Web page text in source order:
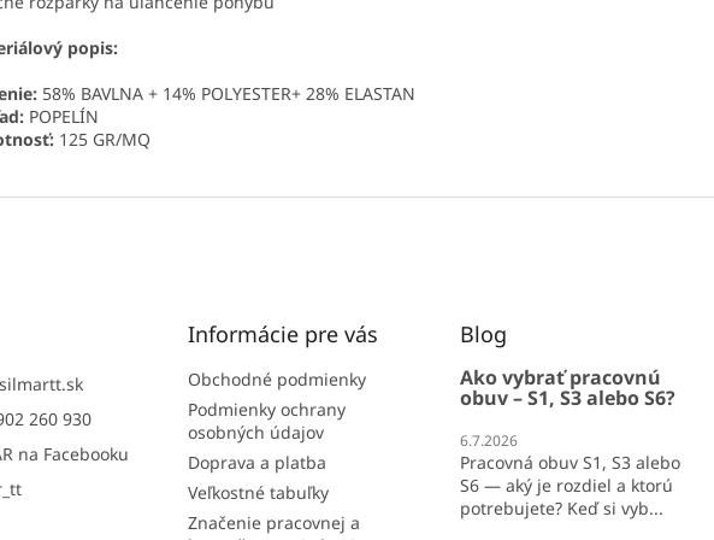
popis:
58% BAVLNA + 14% POLYESTER+ 28% ELASTAN
POPELÍN
125 GR/MQ
silmartt.sk
260 930
na Facebooku
Informácie pre vás
Obchodné podmienky
Podmienky ochrany
osobných údajov
Doprava a platba
Veľkostné tabuľky
Značenie pracovnej a
Blog
Ako vybrať pracovnú
obuv – S1, S3 alebo S6?
6.7.2026
Pracovná obuv S1, S3 alebo
S6 — aký je rozdiel a ktorú
potrebujete? Keď si vyb...